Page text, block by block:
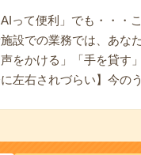
AIって便利」でも・・
設での業務では、あな
をかける」「手を貸す
に左右されづらい】今の